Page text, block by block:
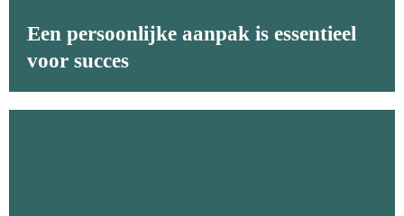
Een persoonlijke aanpak is essentieel
voor succes